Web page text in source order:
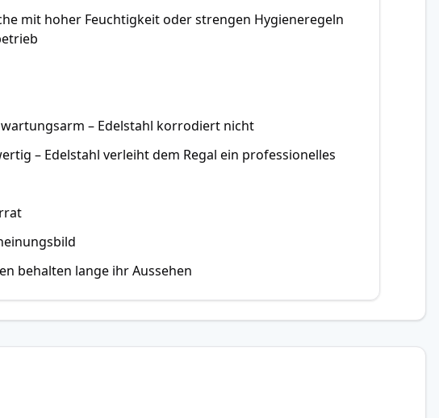
mit hoher Feuchtigkeit oder strengen Hygieneregeln
– Edelstahl korrodiert nicht
– Edelstahl verleiht dem Regal ein professionelles
behalten lange ihr Aussehen